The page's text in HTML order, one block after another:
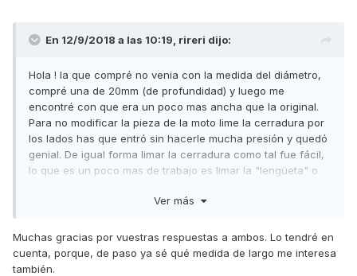
En 12/9/2018 a las 10:19, rireri dijo:
Hola ! la que compré no venia con la medida del diámetro,
compré una de 20mm (de profundidad) y luego me
encontré con que era un poco mas ancha que la original.
Para no modificar la pieza de la moto lime la cerradura por
los lados has que entró sin hacerle mucha presión y quedó
genial. De igual forma limar la cerradura como tal fue fácil,
lo que es un poco mas de trabajo es limar la "lengüeta" o
con un poco de paciencia.
Saludos.
Ver más
Muchas gracias por vuestras respuestas a ambos. Lo tendré en
cuenta, porque, de paso ya sé qué medida de largo me interesa
también.